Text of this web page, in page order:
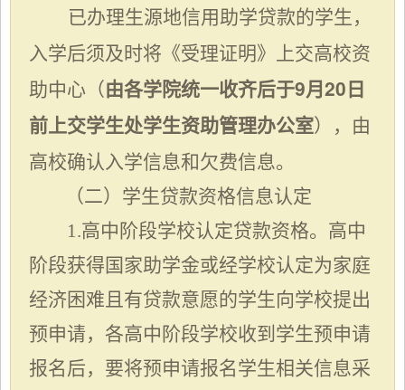
已办理生源地信用助学贷款的学生，
入学后须及时将《受理证明》上交高校资
助中心 （由各学院统一收齐后于9月20日
前上交学生处学生资助管理办公室） ，由
高校确认入学信息和欠费信息。
（二）学生贷款资格信息认定
1.高中阶段学校认定贷款资格。高中
阶段获得国家助学金或经学校认定为家庭
经济困难且有贷款意愿的学生向学校提出
预申请，各高中阶段学校收到学生预申请
报名后，要将预申请报名学生相关信息采